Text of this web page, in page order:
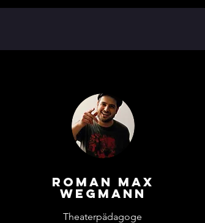
Roman Max
Wegmann
Theaterpädagoge